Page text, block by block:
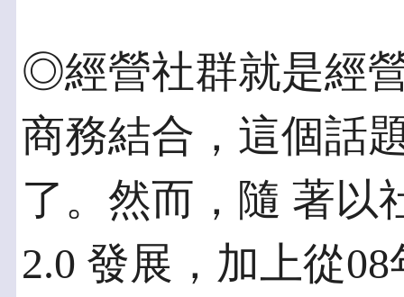
◎經營社群就是經
商務結合，這個話
了。然而，隨 著以
2.0 發展，加上從